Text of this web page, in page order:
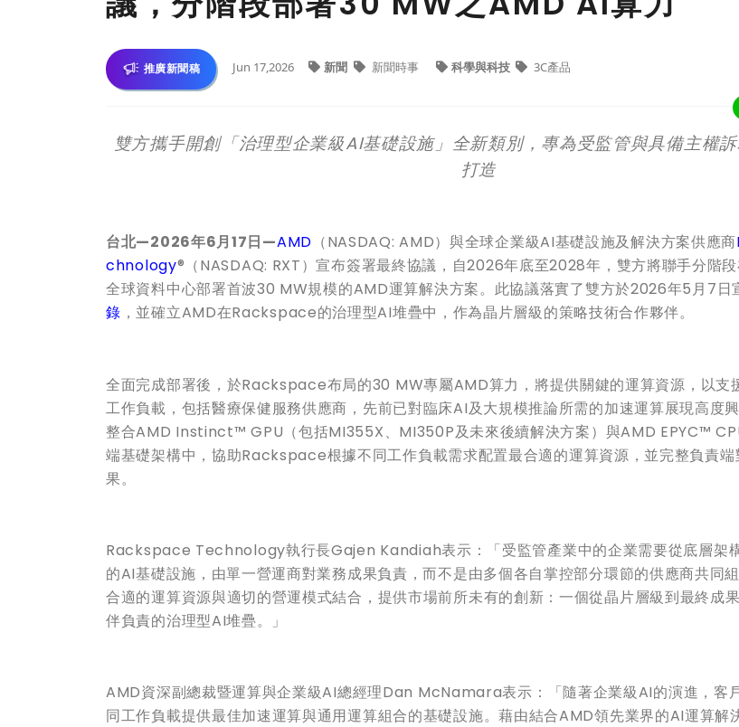
推廣新聞稿 Jun 17,2026 新聞 新聞時事 科學與科技 3C產品
雙方攜手開創「治理型企業級AI基礎設施」全新類別，專為受監管與具備主權
打造
台北—2026年6月17日—AMD （NASDAQ: AMD）與全球企業級AI基礎設施及解決方案供應商
chnology®（NASDAQ: RXT）宣布簽署最終協議，自2026年底至2028年，雙方將聯手分階
全球資料中心部署首波30 MW規模的AMD運算解決方案。此協議落實了雙方於2026年5月7日
錄 ，並確立AMD在Rackspace的治理型AI堆疊中，作為晶片層級的策略技術合作夥伴。
全面完成部署後，於Rackspace布局的30 MW專屬AMD算力，將提供關鍵的運算資源，以支
工作負載，包括醫療保健服務供應商，先前已對臨床AI及大規模推論所需的加速運算展現高度
整合AMD Instinct™ GPU（包括MI355X、MI350P及未來後續解決方案）與AMD EPYC™
端基礎架構中，協助Rackspace根據不同工作負載需求配置最合適的運算資源，並完整負責端
果。
Rackspace Technology執行長Gajen Kandiah表示：「受監管產業中的企業需要從底層架
的AI基礎設施，由單一營運商對業務成果負責，而不是由多個各自掌控部分環節的供應商共同
合適的運算資源與適切的營運模式結合，提供市場前所未有的創新：一個從晶片層級到最終成
伴負責的治理型AI堆疊。」
AMD資深副總裁暨運算與企業級AI總經理Dan McNamara表示：「隨著企業級AI的演進，客
同工作負載提供最佳加速運算與通用運算組合的基礎設施。藉由結合AMD領先業界的AI運算